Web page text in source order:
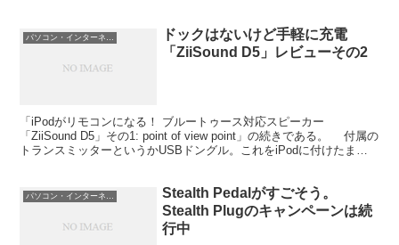
ドックはないけど手軽に充電
「ZiiSound D5」レビューその2
「iPodがリモコンになる！ ブルートゥース対応スピーカー
「ZiiSound D5」その1: point of view point」の続きである。 付属の
トランスミッターというかUSBドングル。これをiPodに付けたまま
Stealth Pedalがすごそう。
Stealth Plugのキャンペーンは続
行中